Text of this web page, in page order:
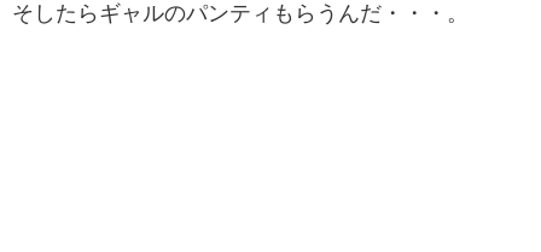
そしたらギャルのパンティもらうんだ・・・。